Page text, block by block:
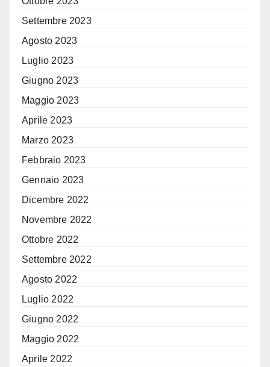
Settembre 2023
Agosto 2023
Luglio 2023
Giugno 2023
Maggio 2023
Aprile 2023
Marzo 2023
Febbraio 2023
Gennaio 2023
Dicembre 2022
Novembre 2022
Ottobre 2022
Settembre 2022
Agosto 2022
Luglio 2022
Giugno 2022
Maggio 2022
Aprile 2022